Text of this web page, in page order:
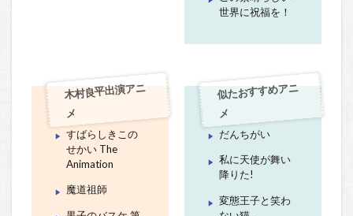
世界に祝福を！
木村良平出演アニ
メ
すばらしきこの
せかい The
Animation
魔道祖師
似たおすすめアニ
メ
だんちがい
私に天使が舞い
降りた!
変態王子と笑わ